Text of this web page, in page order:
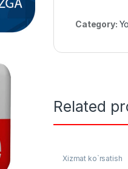
Category:
Related
Xizmat ko`rsatish